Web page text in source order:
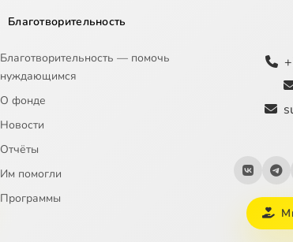
Благотворительность
Благотворительность — помочь
нуждающимся
О фонде
Новости
Отчёты
Им помогли
Программы